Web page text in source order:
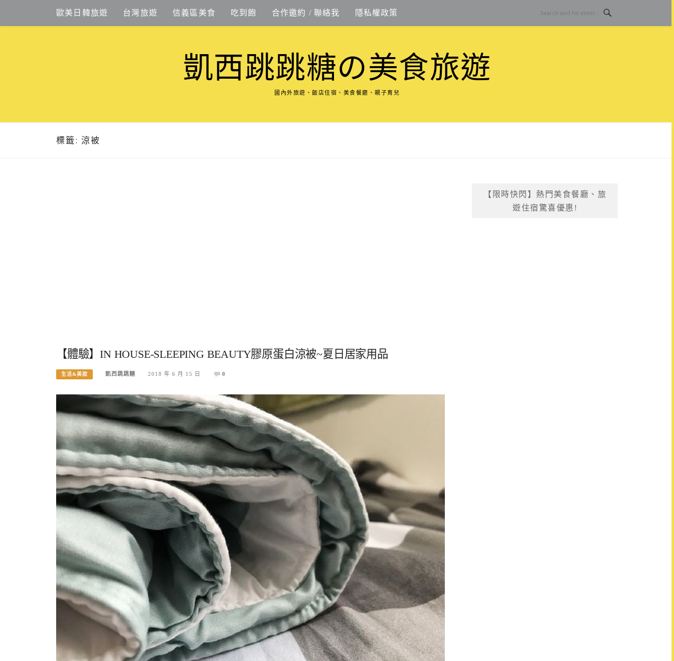
content
歐美日韓旅遊 台灣旅遊 信義區美食 吃到飽 合作邀約 / 聯絡我 隱私權政策
凱西跳跳糖の美食旅遊
國內外旅遊、飯店住宿、美食餐廳、親子育兒
標籤: 涼被
【體驗】IN HOUSE-SLEEPING BEAUTY膠原蛋白涼被~夏日居家用品
生活&美妝 凱西跳跳糖 2018 年 6 月 15 日 0
【限時快閃】熱門美食餐廳、旅
遊住宿驚喜優惠!